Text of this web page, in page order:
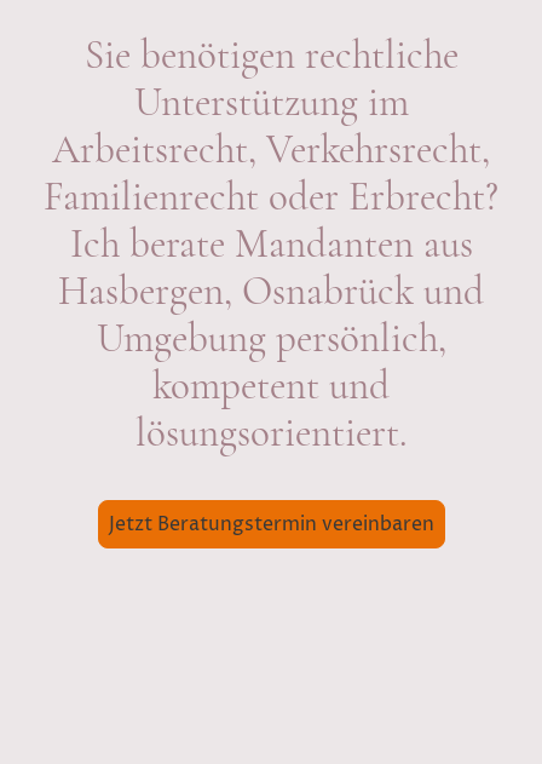
Sie benötigen rechtliche
Unterstützung im
Arbeitsrecht, Verkehrsrecht,
Familienrecht oder Erbrecht?
Ich berate Mandanten aus
Hasbergen, Osnabrück und
Umgebung persönlich,
kompetent und
lösungsorientiert.
Jetzt Beratungstermin vereinbaren